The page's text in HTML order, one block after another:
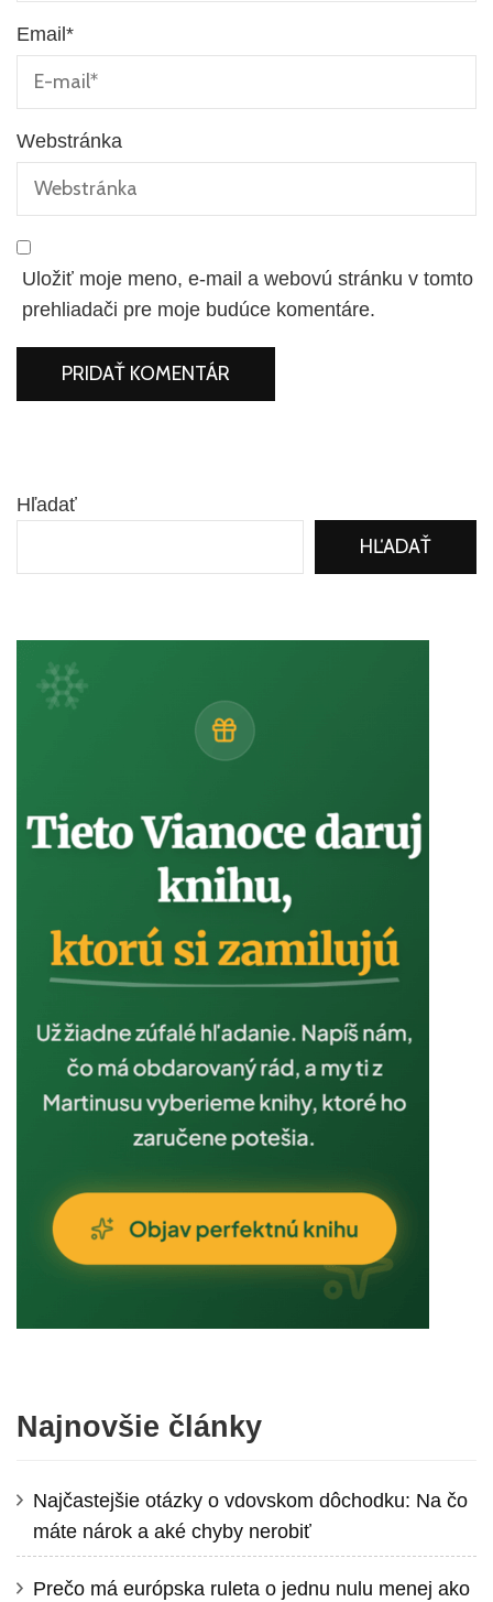
Email*
Webstránka
Uložiť moje meno, e-mail a webovú stránku v tomto
prehliadači pre moje budúce komentáre.
Hľadať
HĽADAŤ
Najnovšie články
Najčastejšie otázky o vdovskom dôchodku: Na čo
máte nárok a aké chyby nerobiť
Prečo má európska ruleta o jednu nulu menej ako